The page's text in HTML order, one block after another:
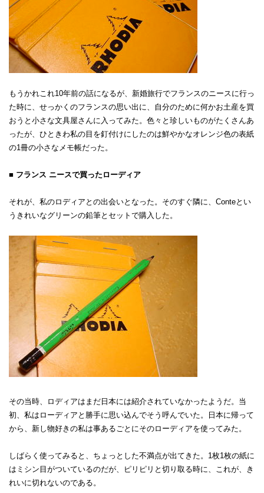
もうかれこれ10年前の話になるが、新婚旅行でフランスのニースに行っ
た時に、せっかくのフランスの思い出に、自分のために何かお土産を買
おうと小さな文具屋さんに入ってみた。色々と珍しいものがたくさんあ
ったが、ひときわ私の目を釘付けにしたのは鮮やかなオレンジ色の表紙
の1冊の小さなメモ帳だった。
■ フランス ニースで買ったローディア
それが、私のロディアとの出会いとなった。そのすぐ隣に、Conteとい
うきれいなグリーンの鉛筆とセットで購入した。
その当時、ロディアはまだ日本には紹介されていなかったようだ。当
初、私はローディアと勝手に思い込んでそう呼んでいた。日本に帰って
から、新し物好きの私は事あるごとにそのローディアを使ってみた。
しばらく使ってみると、ちょっとした不満点が出てきた。1枚1枚の紙に
はミシン目がついているのだが、ピリピリと切り取る時に、これが、き
れいに切れないのである。